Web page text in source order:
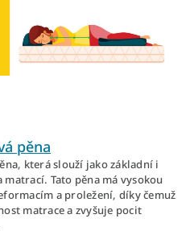
pěna
která slouží jako základní i
Tato pěna má vysokou
a proležení, díky čemuž
matrace a zvyšuje pocit